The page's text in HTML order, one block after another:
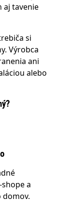
aj tavenie
si
Výrobca
ani
alebo
a